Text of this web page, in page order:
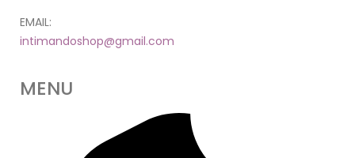
EMAIL:
intimandoshop@gmail.com
MENU